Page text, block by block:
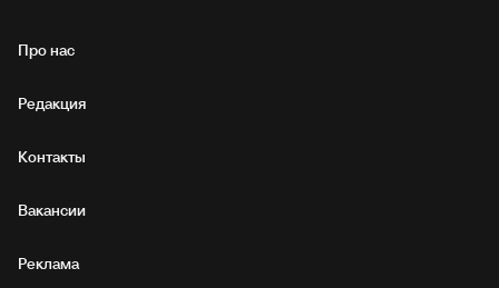
Про нас
Редакция
Контакты
Вакансии
Реклама